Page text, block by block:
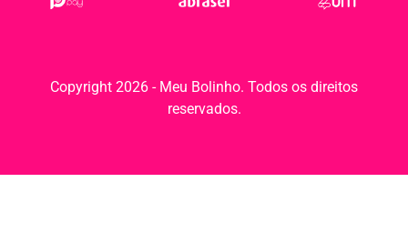
Copyright 2026 - Meu Bolinho. Todos os direitos
reservados.